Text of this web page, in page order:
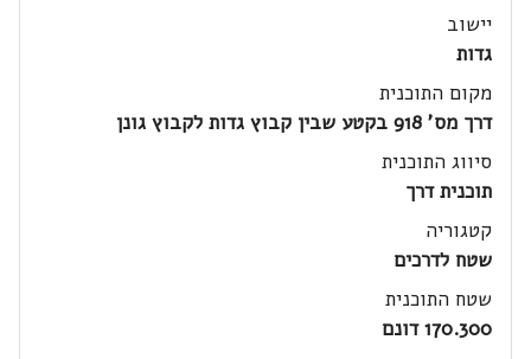
יישוב
גדות
מקום התוכנית
דרך מס' 918 בקטע שבין קבוץ גדות לקבוץ גונן
סיווג התוכנית
תוכנית דרך
קטגוריה
שטח לדרכים
שטח התוכנית
170.300 דונם